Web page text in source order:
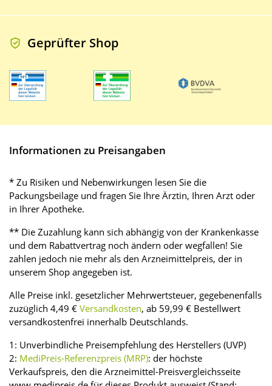
Geprüfter Shop
Informationen zu Preisangaben
* Zu Risiken und Nebenwirkungen lesen Sie die
Packungsbeilage und fragen Sie Ihre Ärztin, Ihren Arzt oder
in Ihrer Apotheke.
** Die Zuzahlung kann sich abhängig von der Krankenkasse
und dem Rabattvertrag noch ändern oder wegfallen! Sie
zahlen jedoch nie mehr als den Arzneimittelpreis, der in
unserem Shop angegeben ist.
Alle Preise inkl. gesetzlicher Mehrwertsteuer, gegebenenfalls
zuzüglich 4,49 € Versandkosten, ab 59,99 € Bestellwert
versandkostenfrei innerhalb Deutschlands.
1: Unverbindliche Preisempfehlung des Herstellers (UVP)
2: MediPreis-Referenzpreis (MRP): der höchste
Verkaufspreis, den die Arzneimittel-Preisvergleichsseite